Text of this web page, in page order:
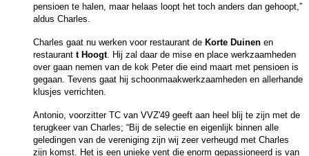
pensioen te halen, maar helaas loopt het toch anders dan gehoopt,”
aldus Charles.
Charles gaat nu werken voor restaurant de Korte Duinen en
restaurant t Hoogt. Hij zal daar de mise en place werkzaamheden
over gaan nemen van de kok Peter die eind maart met pensioen is
gegaan. Tevens gaat hij schoonmaakwerkzaamheden en allerhande
klusjes verrichten.
Antonio, voorzitter TC van VVZ'49 geeft aan heel blij te zijn met de
terugkeer van Charles; “Bij de selectie en eigenlijk binnen alle
geledingen van de vereniging zijn wij zeer verheugd met Charles
zijn komst. Het is een unieke vent die enorm gepassioneerd is van